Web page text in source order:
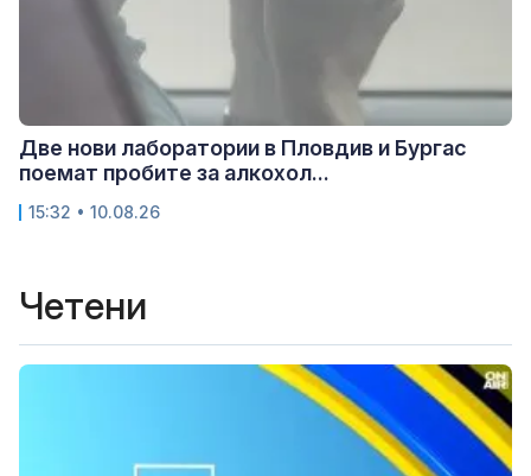
Две нови лаборатории в Пловдив и Бургас
поемат пробите за алкохол...
15:32 • 10.08.26
Четени